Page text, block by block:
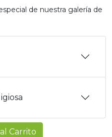
de nuestra galería de
Carrito